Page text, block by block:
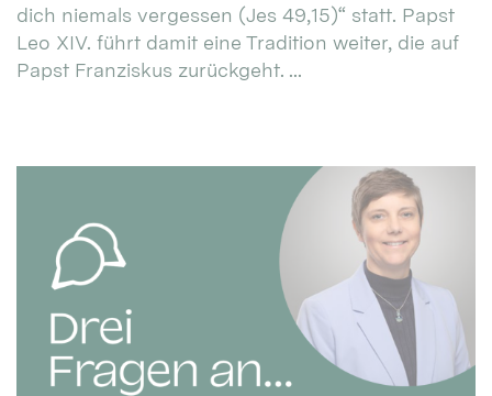
dich niemals vergessen (Jes 49,15)“ statt. Papst
Leo XIV. führt damit eine Tradition weiter, die auf
Papst Franziskus zurückgeht. ...